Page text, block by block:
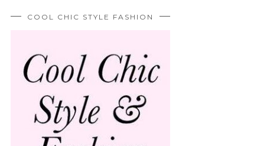
COOL CHIC STYLE FASHION